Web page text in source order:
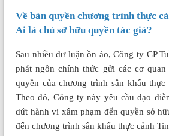
Về bản quyền chương trình thực
Ai là chủ sở hữu quyền tác giả?
Sau nhiều dư luận ồn ào, Công ty CP
phát ngôn chính thức gửi các cơ
quyền của chương trình sân khấu
Theo đó, Công ty này yêu cầu đạo
dứt hành vi xâm phạm đến quyền sở
đến chương trình sân khấu thực cảnh